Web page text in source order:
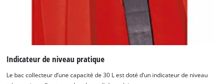
Indicateur de niveau pratique
Le bac collecteur d’une capacité de 30 L est doté d’un indicateur de niveau